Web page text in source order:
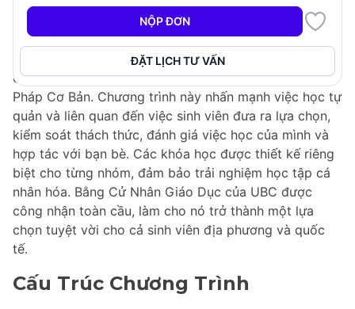
Cơ Sở (Tùy Chọn Kì Thực Tập Hưởng Lương) tại UBC
chuẩn bị cho sinh viên dạy tất cả các môn học trong
chương trình giảng dạy tiểu học và trung học cơ sở,
cụ thể từ Mẫu Giáo đến Lớp 8, bao gồm cả Tiếng
Pháp Cơ Bản. Chương trình này nhấn mạnh việc học tự
quản và liên quan đến việc sinh viên đưa ra lựa chọn,
kiểm soát thách thức, đánh giá việc học của mình và
hợp tác với bạn bè. Các khóa học được thiết kế riêng
biệt cho từng nhóm, đảm bảo trải nghiệm học tập cá
nhân hóa. Bằng Cử Nhân Giáo Dục của UBC được
công nhận toàn cầu, làm cho nó trở thành một lựa
chọn tuyệt vời cho cả sinh viên địa phương và quốc
tế.
Cấu Trúc Chương Trình
NỘP ĐƠN
ĐẶT LỊCH TƯ VẤN